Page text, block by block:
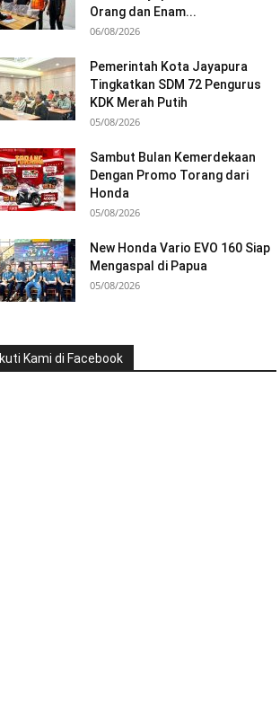
Orang dan Enam...
06/08/2026
Pemerintah Kota Jayapura
Tingkatkan SDM 72 Pengurus
KDK Merah Putih
05/08/2026
Sambut Bulan Kemerdekaan
Dengan Promo Torang dari
Honda
05/08/2026
New Honda Vario EVO 160 Siap
Mengaspal di Papua
05/08/2026
Ikuti Kami di Facebook